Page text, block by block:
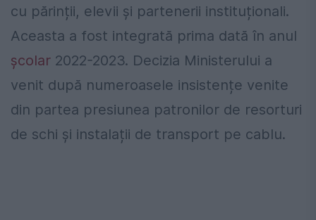
cu părinții, elevii și partenerii instituționali.
Aceasta a fost integrată prima dată în anul
școlar 2022-2023. Decizia Ministerului a
venit după numeroasele insistențe venite
din partea presiunea patronilor de resorturi
de schi și instalații de transport pe cablu.